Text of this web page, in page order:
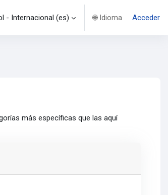
- Internacional ‎(es)‎ 🌐 Idioma Acceder
más específicas que las aquí